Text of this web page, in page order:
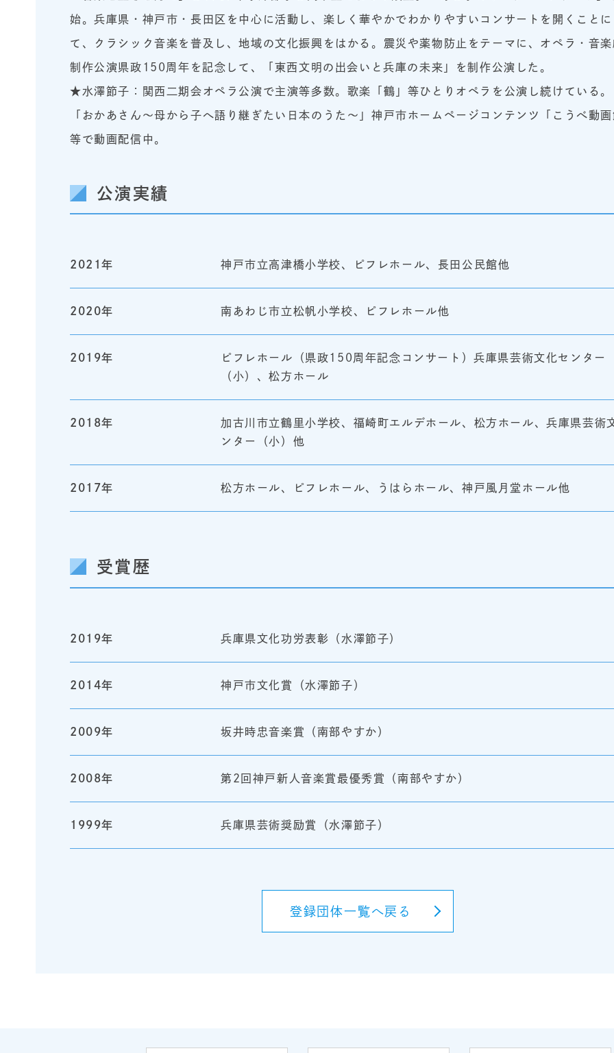
始。兵庫県・神戸市・長田区を中心に活動し、楽しく華やかでわかりやすいコンサートを開くこと
て、クラシック音楽を普及し、地域の文化振興をはかる。震災や薬物防止をテーマに、オペラ・音
制作公演県政150周年を記念して、「東西文明の出会いと兵庫の未来」を制作公演した。
★水澤節子：関西二期会オペラ公演で主演等多数。歌楽「鶴」等ひとりオペラを公演し続けている
「おかあさん～母から子へ語り継ぎたい日本のうた～」神戸市ホームページコンテンツ「こうべ動
等で動画配信中。
公演実績
2021年 神戸市立高津橋小学校、ピフレホール、長田公民館他
2020年 南あわじ市立松帆小学校、ピフレホール他
2019年
ピフレホール（県政150周年記念コンサート）兵庫県芸術文化センター
（小）、松方ホール
2018年
加古川市立鶴里小学校、福崎町エルデホール、松方ホール、兵庫県芸術
ンター（小）他
2017年 松方ホール、ピフレホール、うはらホール、神戸風月堂ホール他
受賞歴
2019年 兵庫県文化功労表彰（水澤節子）
2014年 神戸市文化賞（水澤節子）
2009年 坂井時忠音楽賞（南部やすか）
2008年 第2回神戸新人音楽賞最優秀賞（南部やすか）
1999年 兵庫県芸術奨励賞（水澤節子）
登録団体一覧へ戻る